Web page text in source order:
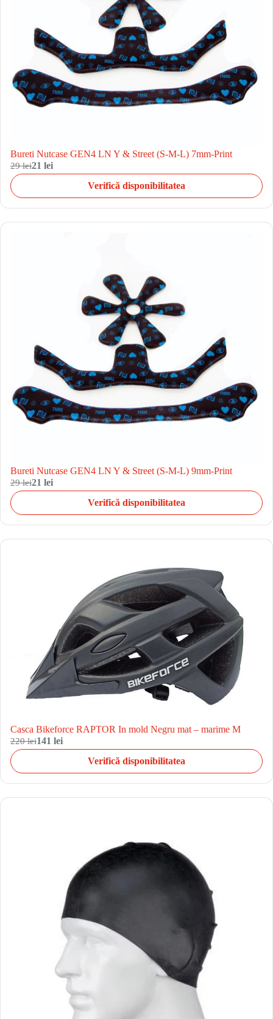
Bureti Nutcase GEN4 LN Y & Street (S-M-L) 7mm-Print
29 lei21 lei
Verifică disponibilitatea
Bureti Nutcase GEN4 LN Y & Street (S-M-L) 9mm-Print
29 lei21 lei
Verifică disponibilitatea
Casca Bikeforce RAPTOR In mold Negru mat – marime M
220 lei141 lei
Verifică disponibilitatea